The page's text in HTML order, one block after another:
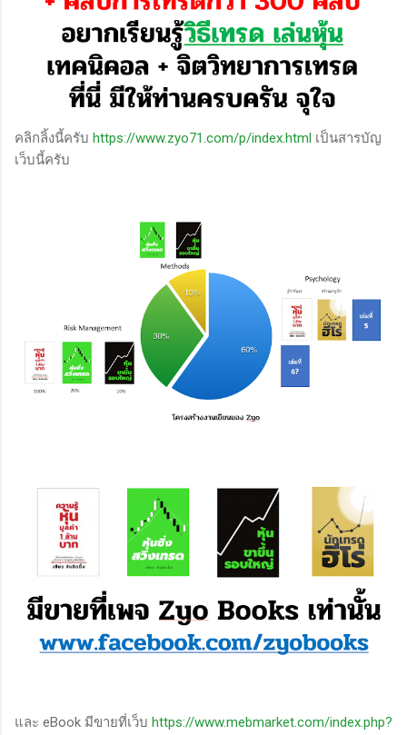
คลิกลิ้งนี้ครับ https://www.zyo71.com/p/index.html เป็นสารบัญ
เว็บนี้ครับ
และ eBook มีขายที่เว็บ https://www.mebmarket.com/index.php?